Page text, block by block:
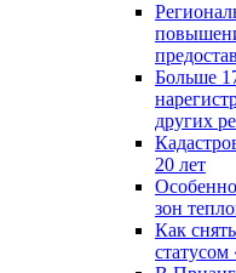
Больше
других
20 лет
зон
Как